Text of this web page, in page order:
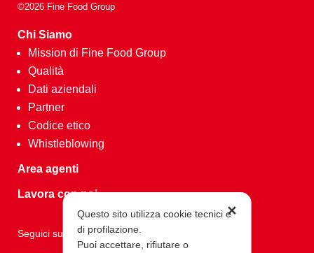
©2026 Fine Food Group
Chi Siamo
Mission di Fine Food Group
Qualità
Dati aziendali
Partner
Codice etico
Whistleblowing
Area agenti
Lavora con noi
Seguici su
✕
Questo sito utilizza cookie tecnici e
di profilazione.
Puoi accettare, rifiutare o